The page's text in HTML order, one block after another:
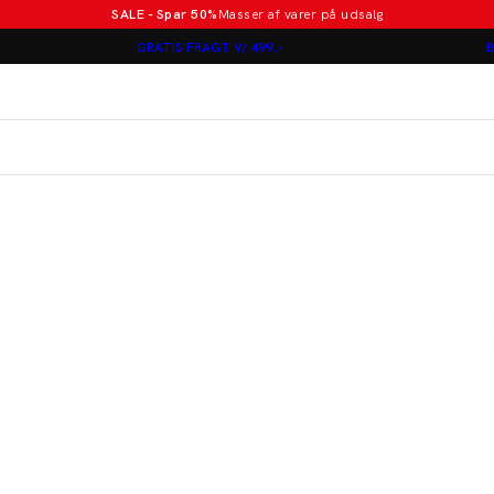
SALE - Spar 50%Masser af varer på udsalg
GRATIS FRAGT V/ 499,-Poloer i nye farver
Jakkesæt fra 1499 kr.
Lindbergh